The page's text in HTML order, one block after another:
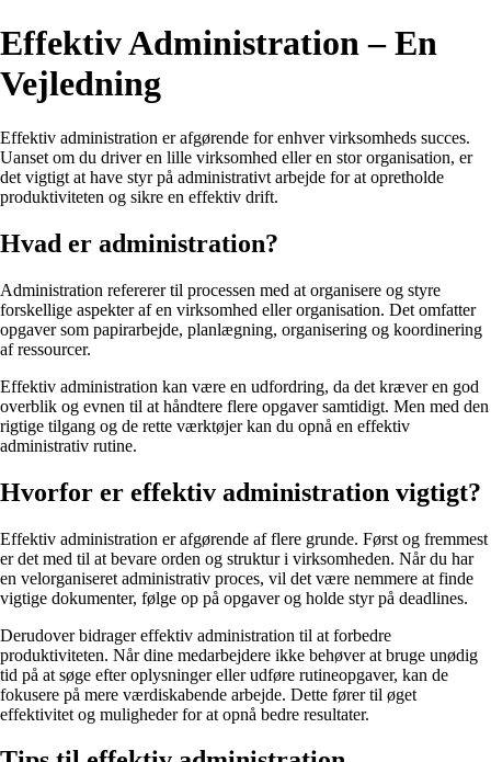
Effektiv Administration – En
Vejledning
Effektiv administration er afgørende for enhver virksomheds succes.
Uanset om du driver en lille virksomhed eller en stor organisation, er
det vigtigt at have styr på administrativt arbejde for at opretholde
produktiviteten og sikre en effektiv drift.
Hvad er administration?
Administration refererer til processen med at organisere og styre
forskellige aspekter af en virksomhed eller organisation. Det omfatter
opgaver som papirarbejde, planlægning, organisering og koordinering
af ressourcer.
Effektiv administration kan være en udfordring, da det kræver en god
overblik og evnen til at håndtere flere opgaver samtidigt. Men med den
rigtige tilgang og de rette værktøjer kan du opnå en effektiv
administrativ rutine.
Hvorfor er effektiv administration vigtigt?
Effektiv administration er afgørende af flere grunde. Først og fremmest
er det med til at bevare orden og struktur i virksomheden. Når du har
en velorganiseret administrativ proces, vil det være nemmere at finde
vigtige dokumenter, følge op på opgaver og holde styr på deadlines.
Derudover bidrager effektiv administration til at forbedre
produktiviteten. Når dine medarbejdere ikke behøver at bruge unødig
tid på at søge efter oplysninger eller udføre rutineopgaver, kan de
fokusere på mere værdiskabende arbejde. Dette fører til øget
effektivitet og muligheder for at opnå bedre resultater.